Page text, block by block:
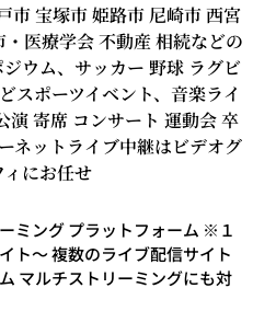
市 宝塚市 姫路市 尼崎市 西宮
医療学会 不動産 相続などの
ウム、サッカー 野球 ラグビ
スポーツイベント、音楽ライ
演 寄席 コンサート 運動会 卒
ネットライブ中継はビデオグ
ィにお任せ
ミング プラットフォーム ※１
ト～ 複数のライブ配信サイト
マルチストリーミングにも対